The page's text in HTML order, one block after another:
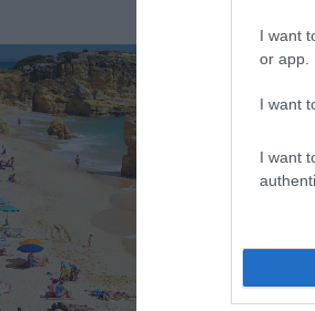
I want
or app.
I want
I want